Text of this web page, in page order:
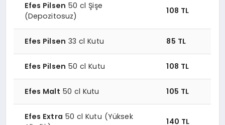
Efes Pilsen 50 cl Şişe
(Depozitosuz)
108 TL
Efes Pilsen 33 cl Kutu 85 TL
Efes Pilsen 50 cl Kutu 108 TL
Efes Malt 50 cl Kutu 105 TL
Efes Extra 50 cl Kutu (Yüksek
140 TL